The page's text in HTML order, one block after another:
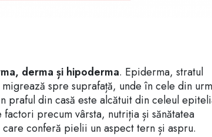
derma și hipoderma. Epiderma, stratul
spre suprafață, unde în cele din
din casă este alcătuit din celeul
precum vârsta, nutriția și sănătatea
conferă pielii un aspect tern și aspru.